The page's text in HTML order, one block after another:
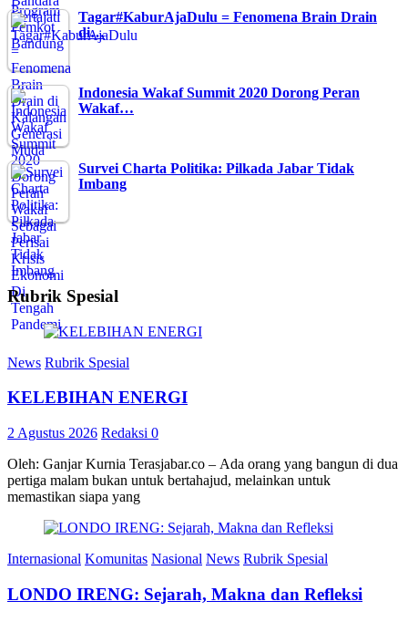
Tagar#KaburAjaDulu = Fenomena Brain Drain
di…
Indonesia Wakaf Summit 2020 Dorong Peran
Wakaf…
Survei Charta Politika: Pilkada Jabar Tidak
Imbang
Rubrik Spesial
News Rubrik Spesial
KELEBIHAN ENERGI
2 Agustus 2026 Redaksi 0
Oleh: Ganjar Kurnia Terasjabar.co – Ada orang yang bangun di dua
pertiga malam bukan untuk bertahajud, melainkan untuk
memastikan siapa yang
Internasional Komunitas Nasional News Rubrik Spesial
LONDO IRENG: Sejarah, Makna dan Refleksi